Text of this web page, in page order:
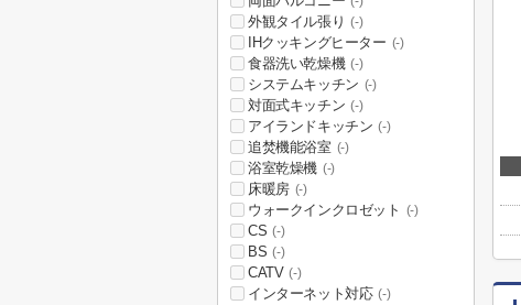
外観タイル張り (-)
IHクッキングヒーター (-)
食器洗い乾燥機 (-)
システムキッチン (-)
対面式キッチン (-)
アイランドキッチン (-)
追焚機能浴室 (-)
浴室乾燥機 (-)
床暖房 (-)
ウォークインクロゼット (-)
CS (-)
BS (-)
CATV (-)
インターネット対応 (-)